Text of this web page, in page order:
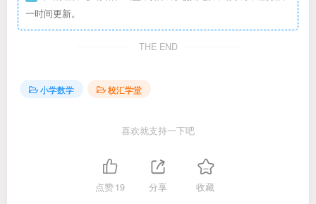
一时间更新。
THE END
小学数学 校汇学堂
喜欢就支持一下吧
点赞19 分享 收藏